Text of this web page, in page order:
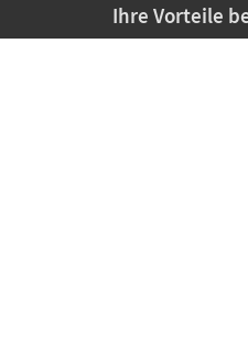
Ihre Vorteile
Persönliche
Sicheres
Schnelle